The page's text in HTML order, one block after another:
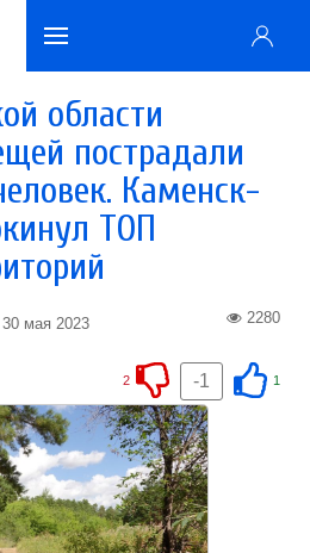
области
пострадали
Каменск-
ТОП
30 мая 2023 2280
1
-1
2